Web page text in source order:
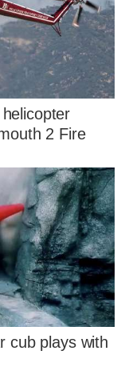
2 Fire
cub plays with